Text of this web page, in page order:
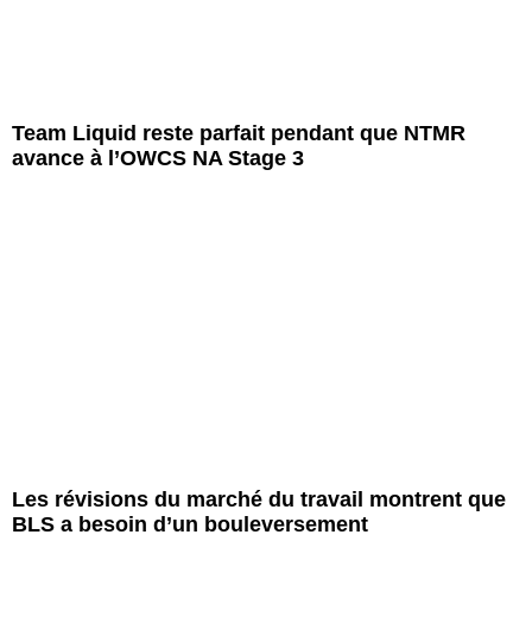
Team Liquid reste parfait pendant que NTMR
avance à l’OWCS NA Stage 3
Les révisions du marché du travail montrent que
BLS a besoin d’un bouleversement